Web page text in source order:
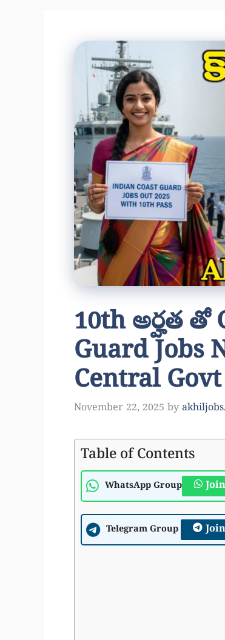
10th అర్హత తో
Guard Jobs
Central Govt
November 22, 2025 by
Table of Contents
WhatsApp Group
Telegram Group